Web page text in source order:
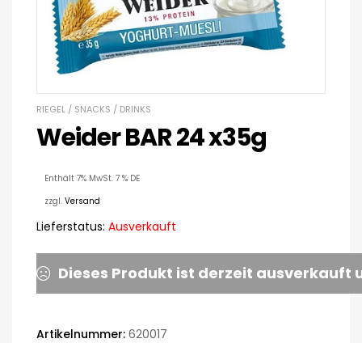
RIEGEL / SNACKS / DRINKS
Weider BAR 24 x35g
Enthält 7% MwSt. 7 % DE
zzgl. Versand
Lieferstatus: Ausverkauft
Dieses Produkt ist derzeit ausverkauft
Artikelnummer: 620017